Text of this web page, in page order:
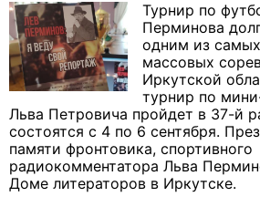
Турнир по
Перминова
одним из
массовых
Иркутской
турнир по
Льва Петровича пройдет в 37-й
состоятся с 4 по 6 сентября.
памяти фронтовика, спортивного
радиокомментатора Льва
Доме литераторов в Иркутске.